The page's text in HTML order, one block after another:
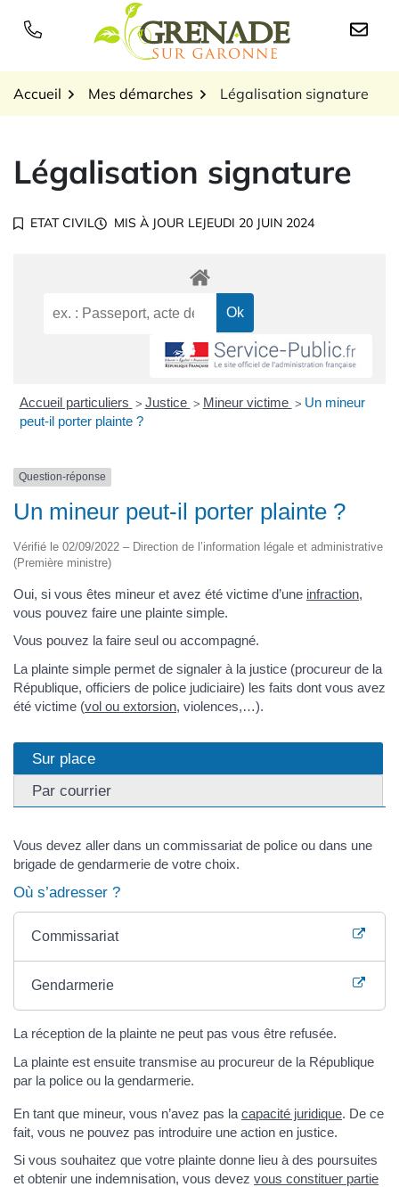
Logo Grenade sur
Accueil Mes démarches Légalisation signature
Légalisation signature
ETAT CIVIL MIS À JOUR LEJEUDI 20 JUIN 2024
Accueil particuliers > Justice > Mineur victime > Un mineur
peut-il porter plainte ?
Question-réponse
Un mineur peut-il porter plainte ?
Vérifié le 02/09/2022 – Direction de l’information légale et administrative
(Première ministre)
Oui, si vous êtes mineur et avez été victime d’une infraction,
vous pouvez faire une plainte simple.
Vous pouvez la faire seul ou accompagné.
La plainte simple permet de signaler à la justice (procureur de la
République, officiers de police judiciaire) les faits dont vous avez
été victime (vol ou extorsion, violences,…).
Sur place
Par courrier
Vous devez aller dans un commissariat de police ou dans une
brigade de gendarmerie de votre choix.
Où s’adresser ?
Commissariat
Gendarmerie
La réception de la plainte ne peut pas vous être refusée.
La plainte est ensuite transmise au procureur de la République
par la police ou la gendarmerie.
En tant que mineur, vous n’avez pas la capacité juridique. De ce
fait, vous ne pouvez pas introduire une action en justice.
Si vous souhaitez que votre plainte donne lieu à des poursuites
et obtenir une indemnisation, vous devez vous constituer partie